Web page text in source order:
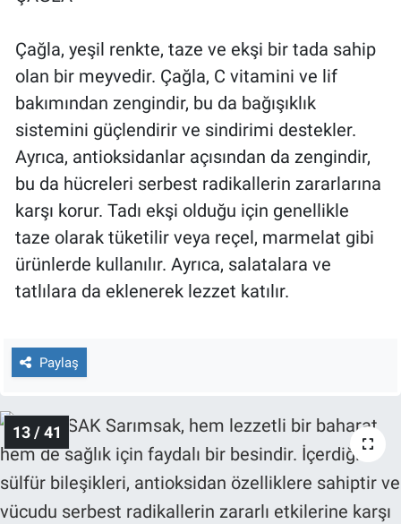
Çağla, yeşil renkte, taze ve ekşi bir tada sahip
olan bir meyvedir. Çağla, C vitamini ve lif
bakımından zengindir, bu da bağışıklık
sistemini güçlendirir ve sindirimi destekler.
Ayrıca, antioksidanlar açısından da zengindir,
bu da hücreleri serbest radikallerin zararlarına
karşı korur. Tadı ekşi olduğu için genellikle
taze olarak tüketilir veya reçel, marmelat gibi
ürünlerde kullanılır. Ayrıca, salatalara ve
tatlılara da eklenerek lezzet katılır.
Paylaş
13 / 41